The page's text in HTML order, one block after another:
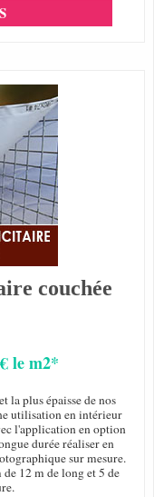
couchée
le m2*
la plus épaisse de nos
utilisation en intérieur
l'application en option
durée réaliser en
sur mesure.
12 m de long et 5 de